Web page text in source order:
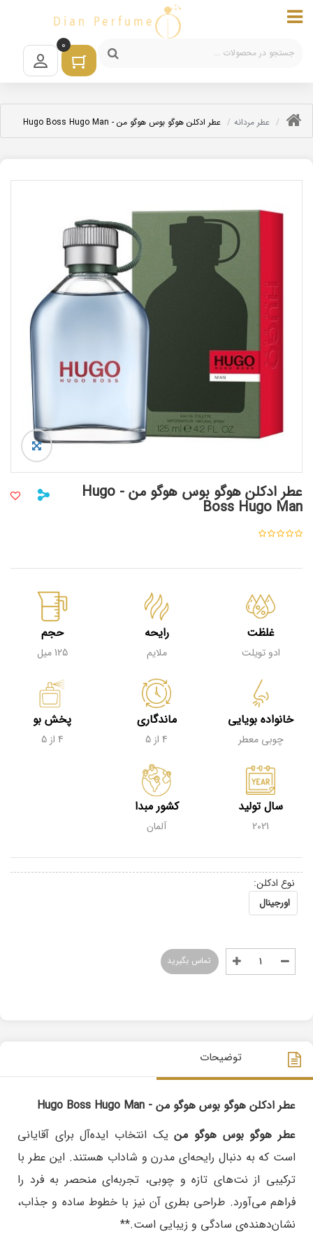
0
عطر مردانه عطر ادکلن هوگو بوس هوگو من - Hugo Boss Hugo Man
عطر ادکلن هوگو بوس هوگو من - Hugo
Boss Hugo Man
غلظت
ادو تویلت
رایحه
ملایم
حجم
125 میل
خانواده بویایی
چوبی معطر
ماندگاری
4 از 5
پخش بو
4 از 5
سال تولید
2021
کشور مبدا
آلمان
نوع ادکلن:
اورجینال
تماس بگیرید
توضیحات
عطر ادکلن هوگو بوس هوگو من - Hugo Boss Hugo Man
عطر هوگو بوس هوگو منیک انتخاب ایده‌آل برای آقایانی
است که به دنبال رایحه‌ای مدرن و شاداب هستند. این عطر با
ترکیبی از نت‌های تازه و چوبی، تجربه‌ای منحصر به فرد را
فراهم می‌آورد. طراحی بطری آن نیز با خطوط ساده و جذاب،
نشان‌دهنده‌ی سادگی و زیبایی است.**